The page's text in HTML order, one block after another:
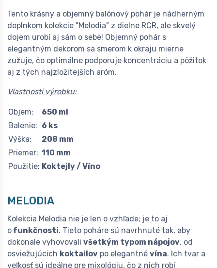
Tento krásny a objemný balónový pohár je nádherným
doplnkom kolekcie "Melodia" z dielne RCR, ale skvelý
dojem urobí aj sám o sebe! Objemný pohár s
elegantným dekorom sa smerom k okraju mierne
zužuje, čo optimálne podporuje koncentráciu a pôžitok
aj z tých najzložitejších aróm.
Vlastnosti výrobku:
Objem:
650 ml
Balenie: 6 ks
Výška:
208 mm
Priemer: 110 mm
Použitie: Koktejly / Víno
MELODIA
Kolekcia Melodia nie je len o vzhľade; je to aj
o funkčnosti. Tieto poháre sú navrhnuté tak, aby
dokonale vyhovovali všetkým typom nápojov, od
osviežujúcich koktailov po elegantné vína. Ich tvar a
veľkosť sú ideálne pre mixológiu, čo z nich robí